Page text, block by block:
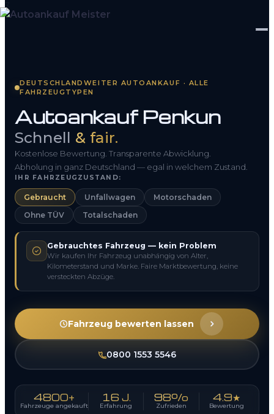
So funktioniert’s
Kontakt
FAQ
0800 1553 5546
Kostenlos anfragen
DEUTSCHLANDWEITER AUTOANKAUF · ALLE
FAHRZEUGTYPEN
Autoankauf Penkun
Schnell & fair.
Kostenlose Bewertung. Transparente Abwicklung.
Abholung in ganz Deutschland — egal in welchem Zustand.
IHR FAHRZEUGZUSTAND:
Gebraucht Unfallwagen
Motorschaden
Ohne TÜV
Totalschaden
Gebrauchtes Fahrzeug — kein Problem
Wir kaufen Ihr Fahrzeug unabhängig von Alter,
Kilometerstand und Marke. Faire Marktbewertung, keine
versteckten Abzüge.
Fahrzeug bewerten lassen
0800 1553 5546
4800+
Fahrzeuge angekauft
16 J.
Erfahrung
98%
Zufrieden
4.9★
Bewertung